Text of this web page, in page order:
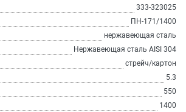
333-323025
ПН-171/1400
нержавеющая сталь
Нержавеющая сталь AISI 304
стрейч/картон
5.3
550
1400